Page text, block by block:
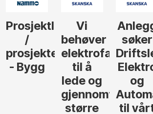
Anlegg
søker
Driftsleder
Elektro
Automasjon
Senior
Kalkulatør
- Asker
-